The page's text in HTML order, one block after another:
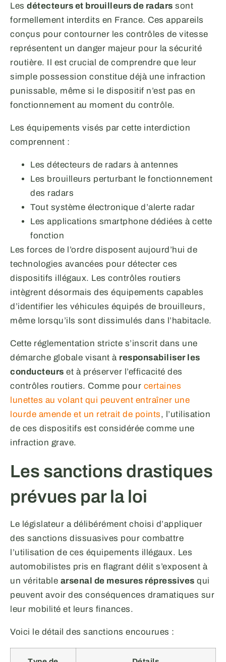
Les détecteurs et brouilleurs de radars sont
formellement interdits en France. Ces appareils
conçus pour contourner les contrôles de vitesse
représentent un danger majeur pour la sécurité
routière. Il est crucial de comprendre que leur
simple possession constitue déjà une infraction
punissable, même si le dispositif n’est pas en
fonctionnement au moment du contrôle.
Les équipements visés par cette interdiction
comprennent :
Les détecteurs de radars à antennes
Les brouilleurs perturbant le fonctionnement
des radars
Tout système électronique d’alerte radar
Les applications smartphone dédiées à cette
fonction
Les forces de l’ordre disposent aujourd’hui de
technologies avancées pour détecter ces
dispositifs illégaux. Les contrôles routiers
intègrent désormais des équipements capables
d’identifier les véhicules équipés de brouilleurs,
même lorsqu’ils sont dissimulés dans l’habitacle.
Cette réglementation stricte s’inscrit dans une
démarche globale visant à responsabiliser les
conducteurs et à préserver l’efficacité des
contrôles routiers. Comme pour certaines
lunettes au volant qui peuvent entraîner une
lourde amende et un retrait de points, l’utilisation
de ces dispositifs est considérée comme une
infraction grave.
Les sanctions drastiques
prévues par la loi
Le législateur a délibérément choisi d’appliquer
des sanctions dissuasives pour combattre
l’utilisation de ces équipements illégaux. Les
automobilistes pris en flagrant délit s’exposent à
un véritable arsenal de mesures répressives qui
peuvent avoir des conséquences dramatiques sur
leur mobilité et leurs finances.
Voici le détail des sanctions encourues :